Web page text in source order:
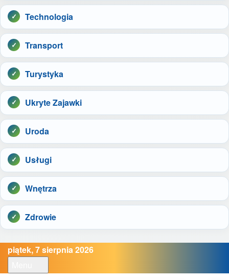
Technologia
Transport
Turystyka
Ukryte Zajawki
Uroda
Usługi
Wnętrza
Zdrowie
piątek, 7 sierpnia 2026